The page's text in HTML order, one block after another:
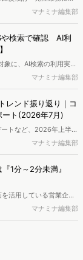
関する意識調査を実施
マナミナ編集部
や検索で確認 AI利
に、AI検索の利用実態
調査し、結果を公開し
マナミナ編集部
レンド振り返り｜コ
ート(2026年7月)
トなど、2026年上半期
AI利用は約1.6倍に伸長
へ拡大するなど、ユー
ーケターやSEO担当者
記事のフォームから無
ただいた方には特典も
マナミナ編集部
1分～2分未満』
活用している営業企
における動画活用の実態
マナミナ編集部